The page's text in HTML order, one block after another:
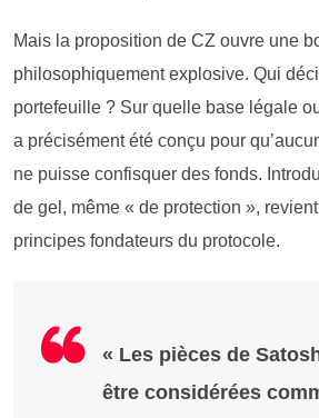
Mais la proposition de CZ ouvre une
philosophiquement explosive. Qui
portefeuille ? Sur quelle base légale
a précisément été conçu pour
ne puisse confisquer des fonds.
de gel, même « de protection »,
principes fondateurs du protocole.
« Les pièces de
être considérées